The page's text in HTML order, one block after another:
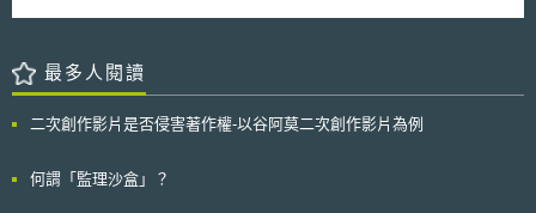
對ChatGPT所提供的判決，曾多次向ChatGPT確認該判決之正確性[2]。
貳、生成式AI應用之潛在風險 雖然運用生成式AI技術並結合自身專業知識執
行特定任務，可能有助於提升效率，惟，從前述Roberto Mata v. Avianca,
相較於傳統機器學習，生成式AI模型訓練將耗費更多運算資源與能源。根據
施，該行為耗費成本、引起市場混亂，致使客戶出走並造成企業合法販售商
因涉及智慧財產侵權之法規範複雜、不明確或不一致，且當有侵權之虞尚未
進入司法審判程序前其紛爭難以解決，致使智慧財產權人（特別是擁有智慧
正當威脅法將有助於智慧財產權人或第三人知悉何種行為算是威脅，提供明
息以解決紛爭，而非興訟。並使企業或個人在智慧財產權爭議中取得公平合
最多人閱讀
二次創作影片是否侵害著作權-以谷阿莫二次創作影片為例
何謂「監理沙盒」？